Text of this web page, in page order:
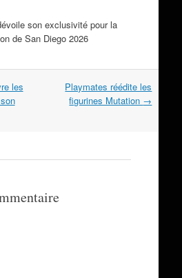
son exclusivité pour la
de San Diego 2026
les
Playmates réédite les
figurines Mutation →